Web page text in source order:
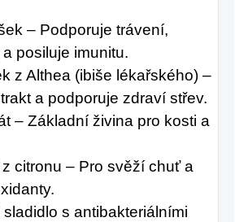
– Podporuje trávení,
posiluje imunitu.
z Althea (ibiše lékařského) –
a podporuje zdraví střev.
– Základní živina pro kosti a
citronu – Pro svěží chuť a
s antibakteriálními